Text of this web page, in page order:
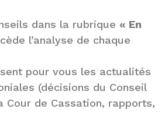
dans la rubrique « En
l’analyse de chaque
pour vous les actualités
(décisions du Conseil
Cour de Cassation, rapports,